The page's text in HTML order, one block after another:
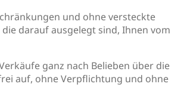
und ohne versteckte
darauf ausgelegt sind, Ihnen vom
ganz nach Belieben über die
auf, ohne Verpflichtung und ohne